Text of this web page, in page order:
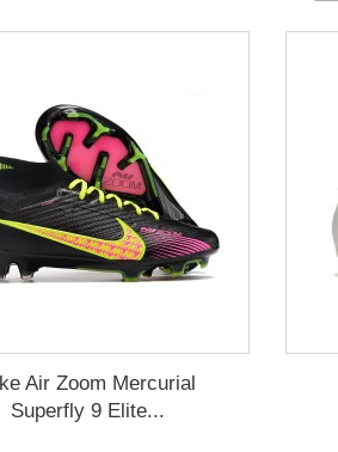
Air Zoom Mercurial
Superfly 9 Elite...